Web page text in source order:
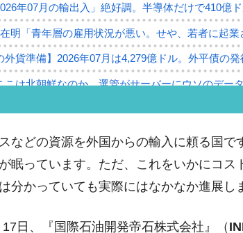
年07月の輸出入」絶好調。半導体だけで410億
明「青年層の雇用状況が悪い。せや、若者に起
外貨準備】2026年07月は4,279億ドル。外平債の発
こは北朝鮮なのか。選管がサーバーにウソのデー
中国と同じく」投資に不適格な国だ。
行』が「金の保有量を増やします」⇒「金を経由
取引量「1日当たり1,214.4億ドル」まで拡大 ⇒
などの資源を外国からの輸入に頼る国で
眠っています。ただ、これをいかにコス
分かっていても実際にはなかなか進展し
日、『国際石油開発帝石株式会社』（